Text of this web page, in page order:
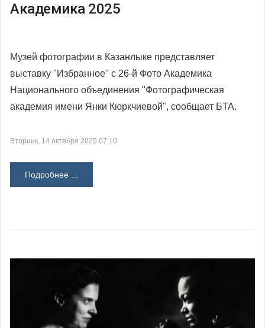
Академика 2025
Музей фотографии в Казанлыке представляет
выставку "Избранное" с 26-й Фото Академика
Национального объединения "Фотографическая
академия имени Янки Кюркчиевой", сообщает БTA.
Вторник, 14 октября 2025 07:10
Подробнее ...